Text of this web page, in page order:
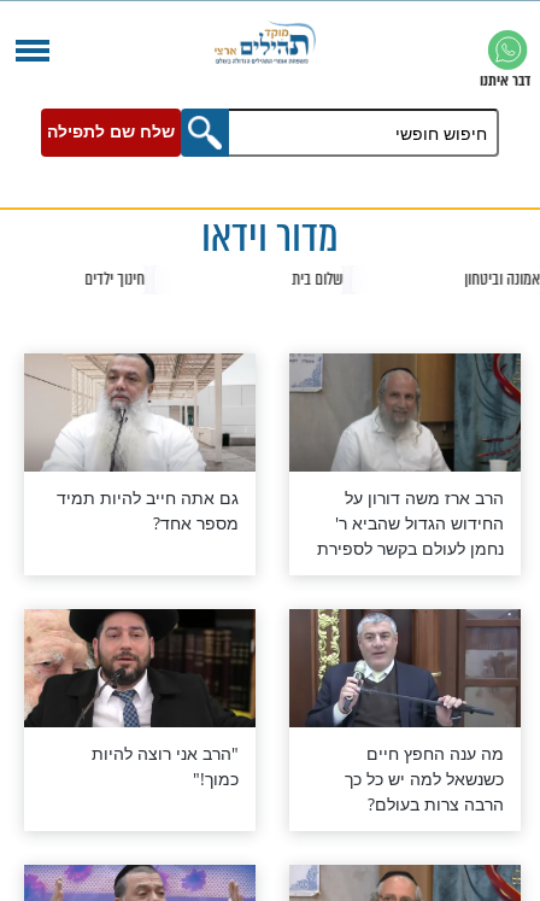
שלח שם לתפילה
מדור וידאו
שלום בית חינוך ילדים
דורון על
שהביא ר'
בקשר לספירת
גם אתה חייב להיות תמיד
מספר אחד?